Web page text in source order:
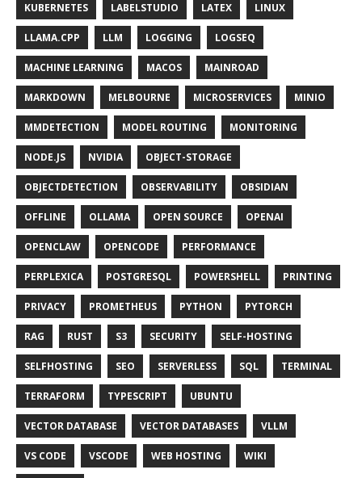
KUBERNETES LABELSTUDIO LATEX LINUX
LLAMA.CPP LLM LOGGING LOGSEQ
MACHINE LEARNING MACOS MAINROAD
MARKDOWN MELBOURNE MICROSERVICES MINIO
MMDETECTION MODEL ROUTING MONITORING
NODE.JS NVIDIA OBJECT-STORAGE
OBJECTDETECTION OBSERVABILITY OBSIDIAN
OFFLINE OLLAMA OPEN SOURCE OPENAI
OPENCLAW OPENCODE PERFORMANCE
PERPLEXICA POSTGRESQL POWERSHELL PRINTING
PRIVACY PROMETHEUS PYTHON PYTORCH
RAG RUST S3 SECURITY SELF-HOSTING
SELFHOSTING SEO SERVERLESS SQL TERMINAL
TERRAFORM TYPESCRIPT UBUNTU
VECTOR DATABASE VECTOR DATABASES VLLM
VS CODE VSCODE WEB HOSTING WIKI